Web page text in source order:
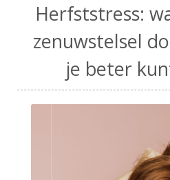
Herfststress:
zenuwstelsel
je beter